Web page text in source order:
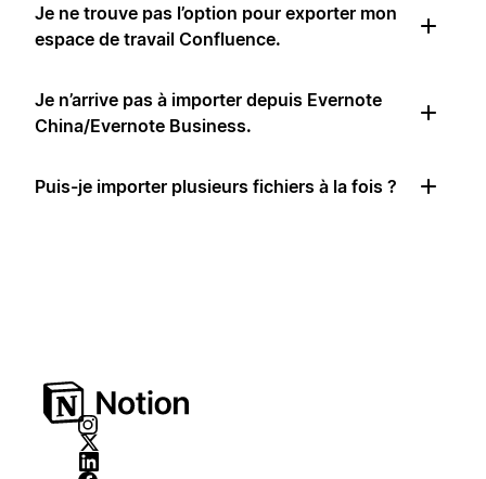
Je ne trouve pas l’option pour exporter mon
espace de travail Confluence.
Je n’arrive pas à importer depuis Evernote
China/Evernote Business.
Puis-je importer plusieurs fichiers à la fois ?